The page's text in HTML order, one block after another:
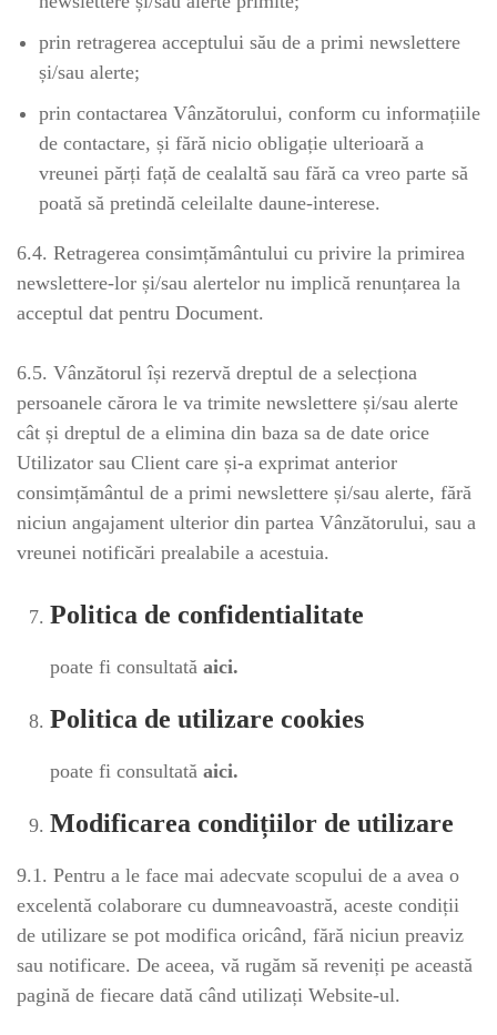
prin retragerea acceptului său de a primi newslettere
și/sau alerte;
prin contactarea Vânzătorului, conform cu informațiile
de contactare, și fără nicio obligație ulterioară a
vreunei părți față de cealaltă sau fără ca vreo parte să
poată să pretindă celeilalte daune-interese.
6.4. Retragerea consimțământului cu privire la primirea
newslettere-lor și/sau alertelor nu implică renunțarea la
acceptul dat pentru Document.
6.5. Vânzătorul își rezervă dreptul de a selecționa
persoanele cărora le va trimite newslettere și/sau alerte
cât și dreptul de a elimina din baza sa de date orice
Utilizator sau Client care și-a exprimat anterior
consimțământul de a primi newslettere și/sau alerte, fără
niciun angajament ulterior din partea Vânzătorului, sau a
vreunei notificări prealabile a acestuia.
Politica de confidentialitate
poate fi consultată aici.
Politica de utilizare cookies
poate fi consultată aici.
Modificarea condițiilor de utilizare
9.1. Pentru a le face mai adecvate scopului de a avea o
excelentă colaborare cu dumneavoastră, aceste condiții
de utilizare se pot modifica oricând, fără niciun preaviz
sau notificare. De aceea, vă rugăm să reveniți pe această
pagină de fiecare dată când utilizați Website-ul.